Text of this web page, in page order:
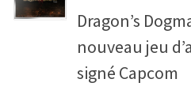
Dragon’s
nouveau jeu
signé Capcom